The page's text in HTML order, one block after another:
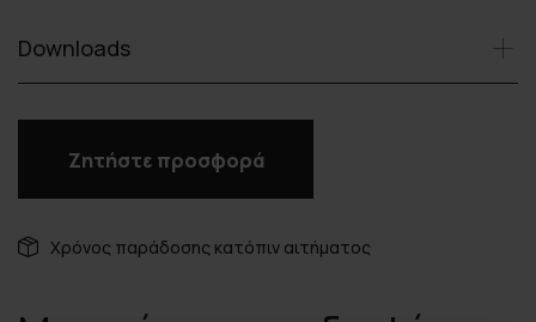
Downloads
Ζητήστε προσφορά
Χρόνος παράδοσης κατόπιν αιτήματος